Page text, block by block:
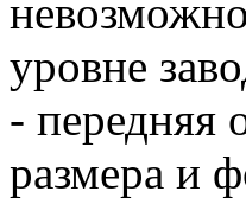
уровне
- передняя
размера и